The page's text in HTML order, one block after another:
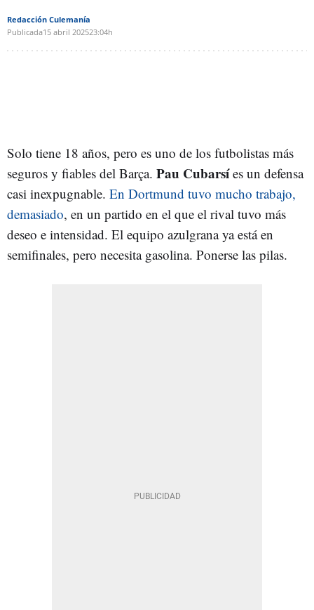
Redacción Culemanía
Publicada15 abril 202523:04h
Solo tiene 18 años, pero es uno de los futbolistas más
seguros y fiables del Barça. Pau Cubarsíes un defensa
casi inexpugnable. En Dortmund tuvo mucho trabajo,
demasiado, en un partido en el que el rival tuvo más
deseo e intensidad. El equipo azulgrana ya está en
semifinales, pero necesita gasolina. Ponerse las pilas.